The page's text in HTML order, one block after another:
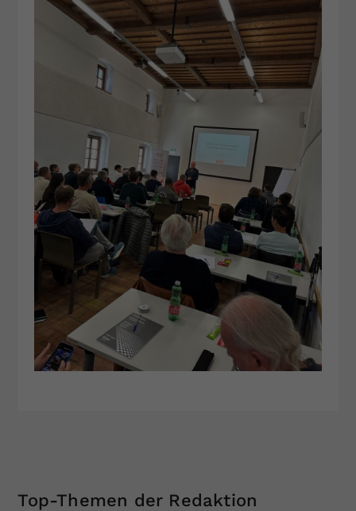
Top-Themen der Redaktion